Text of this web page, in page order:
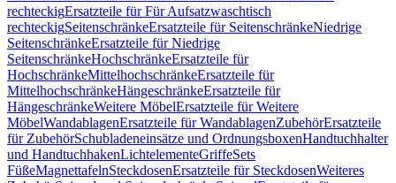
rechteckigErsatzteile für Für Aufsatzwaschtisch
rechteckigSeitenschränkeErsatzteile für SeitenschränkeNiedrige
SeitenschränkeErsatzteile für Niedrige
SeitenschränkeHochschränkeErsatzteile für
HochschränkeMittelhochschränkeErsatzteile für
MittelhochschränkeHängeschränkeErsatzteile für
HängeschränkeWeitere MöbelErsatzteile für Weitere
MöbelWandablagenErsatzteile für WandablagenZubehörErsatzteile
für ZubehörSchubladeneinsätze und OrdnungsboxenHandtuchhalter
und HandtuchhakenLichtelementeGriffeSets
FüßeMagnettafelnSteckdosenErsatzteile für SteckdosenWeiteres